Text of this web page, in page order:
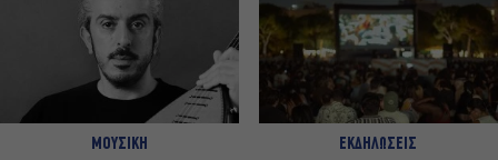
ΜΟΥΣΙΚΗ ΕΚΔΗΛΩΣΕΙΣ